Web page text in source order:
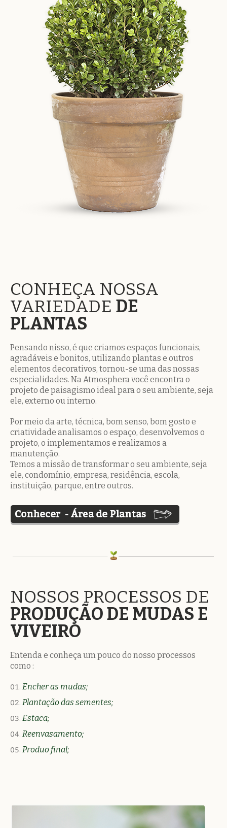
CONHEÇA NOSSA
VARIEDADE DE
PLANTAS
Pensando nisso, é que criamos espaços funcionais,
agradáveis e bonitos, utilizando plantas e outros
elementos decorativos, tornou-se uma das nossas
especialidades. Na Atmosphera você encontra o
projeto de paisagismo ideal para o seu ambiente, seja
ele, externo ou interno.
Por meio da arte, técnica, bom senso, bom gosto e
criatividade analisamos o espaço, desenvolvemos o
projeto, o implementamos e realizamos a
manutenção.
Temos a missão de transformar o seu ambiente, seja
ele, condomínio, empresa, residência, escola,
instituição, parque, entre outros.
NOSSOS PROCESSOS DE
PRODUÇÃO DE MUDAS E
VIVEIRO
Entenda e conheça um pouco do nosso processos
como :
Encher as mudas;
Plantação das sementes;
Estaca;
Reenvasamento;
Produo final;